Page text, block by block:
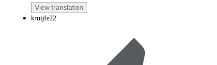
View translation
kruijfe22